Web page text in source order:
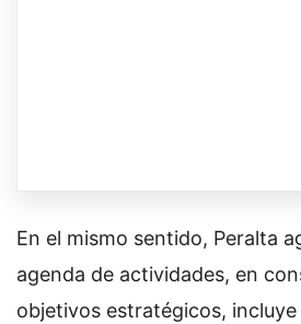
En el mismo sentido, Peralta
agenda de actividades, en
objetivos estratégicos,